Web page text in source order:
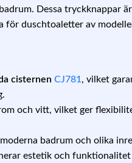
Dessa tryckknappar
för duschtoaletter av
cisternen CJ781, vilket
och vitt, vilket ger
badrum och olika
estetik och funktionalitet